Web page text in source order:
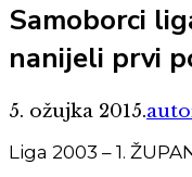
Samoborci
nanijeli prvi
5. ožujka 2015.
Liga 2003 – 1.